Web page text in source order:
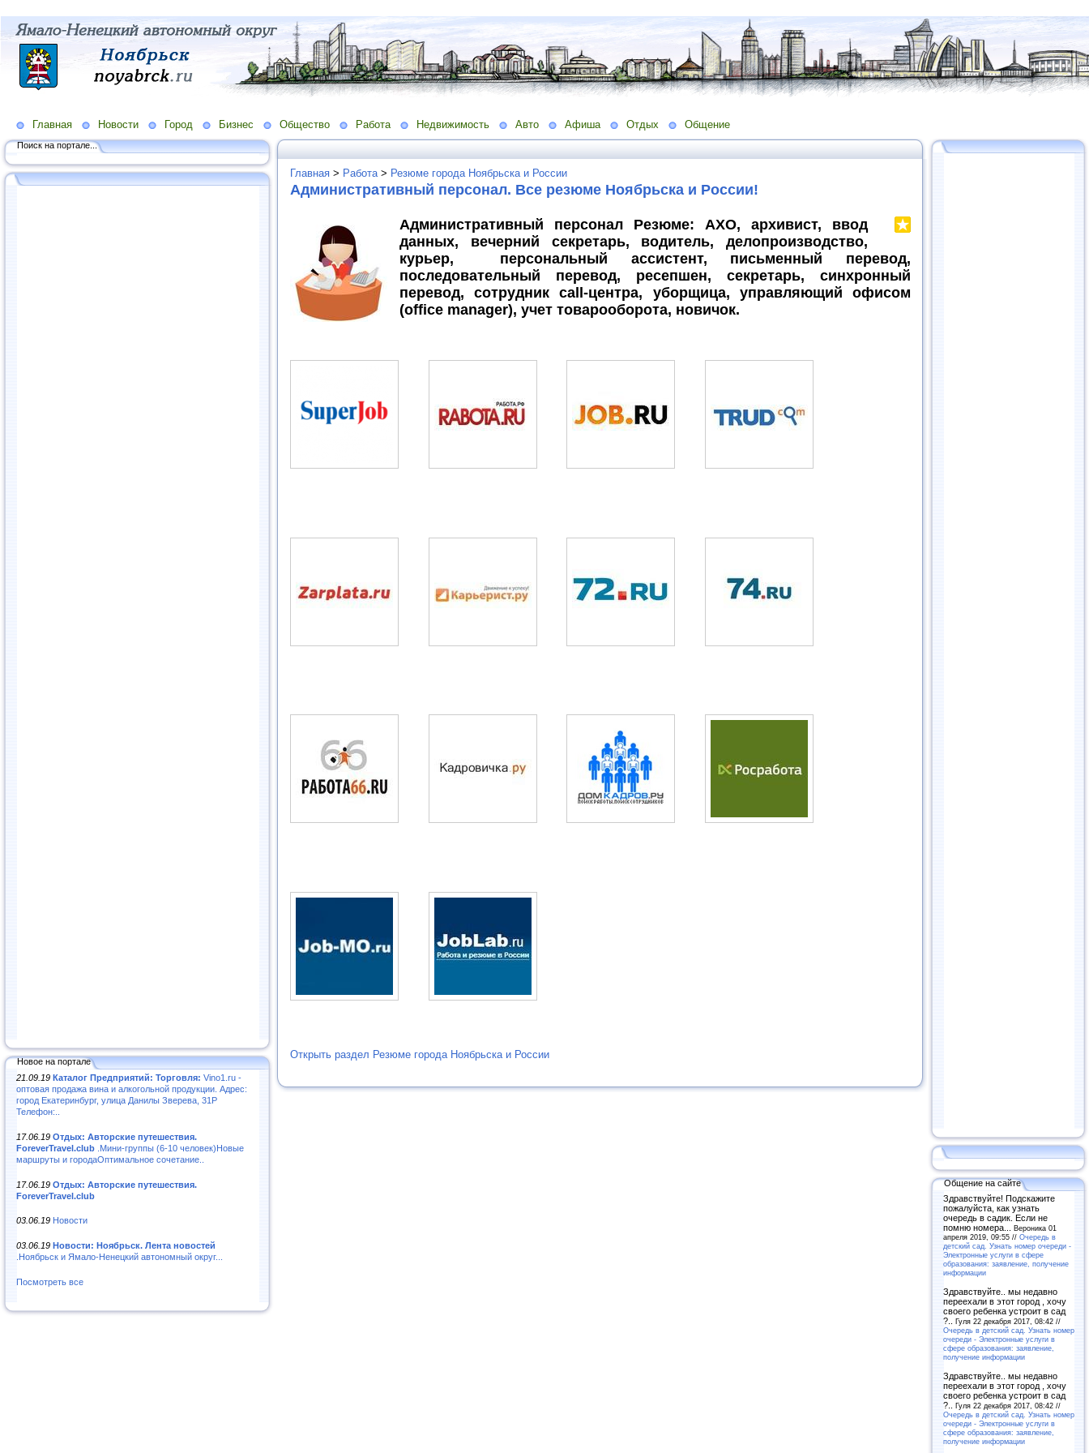
Главная Новости Город Бизнес Общество Работа Недвижимость Авто Афиша Отдых Общение
Поиск на портале...
Новое на портале
21.09.19 Каталог Предприятий: Торговля: Vino1.ru -
оптовая продажа вина и алкогольной продукции. Адрес:
город Екатеринбург, улица Данилы Зверева, 31Р
Телефон:..
17.06.19 Отдых: Авторские путешествия.
ForeverTravel.club .Мини-группы (6-10 человек)Новые
маршруты и городаОптимальное сочетание..
17.06.19 Отдых: Авторские путешествия.
ForeverTravel.club
03.06.19 Новости
03.06.19 Новости: Ноябрьск. Лента новостей
.Ноябрьск и Ямало-Ненецкий автономный округ...
Посмотреть все
Главная > Работа > Резюме города Ноябрьска и России
Административный персонал. Все резюме Ноябрьска и России!
Административный персонал Резюме: АХО, архивист, ввод
данных, вечерний секретарь, водитель, делопроизводство,
курьер, персональный ассистент, письменный перевод,
последовательный перевод, ресепшен, секретарь, синхронный
перевод, сотрудник call-центра, уборщица, управляющий офисом
(оffice manager), учет товарооборота, новичок.
Открыть раздел Резюме города Ноябрьска и России
Общение на сайте
Здравствуйте! Подскажите
пожалуйста, как узнать
очередь в садик. Если не
помню номера... Вероника 01
апреля 2019, 09:55 // Очередь в
детский сад. Узнать номер очереди -
Электронные услуги в сфере
образования: заявление, получение
информации
Здравствуйте.. мы недавно
переехали в этот город , хочу
своего ребенка устроит в сад
?.. Гуля 22 декабря 2017, 08:42 //
Очередь в детский сад. Узнать номер
очереди - Электронные услуги в
сфере образования: заявление,
получение информации
Здравствуйте.. мы недавно
переехали в этот город , хочу
своего ребенка устроит в сад
?.. Гуля 22 декабря 2017, 08:42 //
Очередь в детский сад. Узнать номер
очереди - Электронные услуги в
сфере образования: заявление,
получение информации